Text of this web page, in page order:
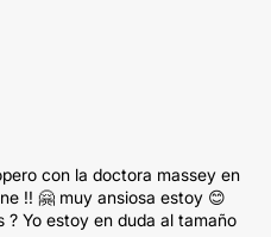
con la doctora massey en
!! 🤗 muy ansiosa estoy 😊
Yo estoy en duda al tamaño